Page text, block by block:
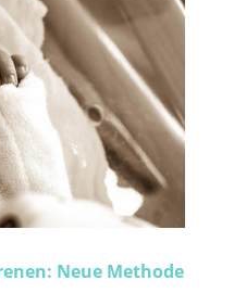
Neue Methode